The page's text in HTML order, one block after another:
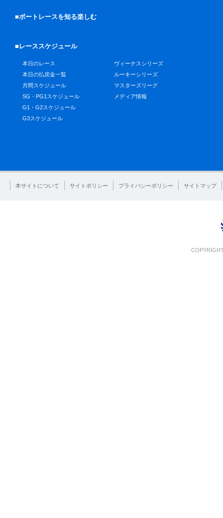
■ボートレースを知る楽しむ
■レーススケジュール
本日のレース
本日の払戻金一覧
月間スケジュール
SG・PG1スケジュール
G1・G2スケジュール
G3スケジュール
ヴィーナスシリーズ
ルーキーシリーズ
マスターズリーグ
メディア情報
本サイトについて サイトポリシー プライバシーポリシー サイトマップ